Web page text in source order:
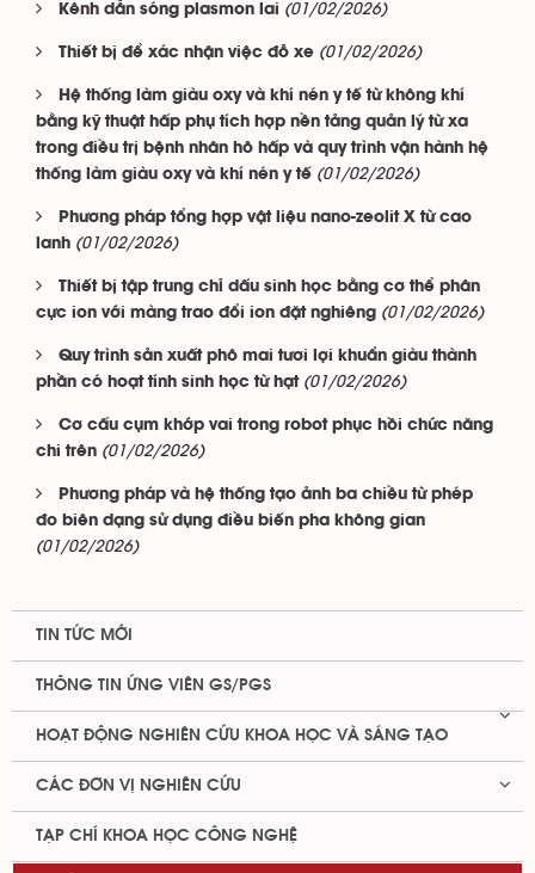
Kênh dẫn sóng plasmon lai (01/02/2026)
Thiết bị để xác nhận việc đỗ xe (01/02/2026)
Hệ thống làm giàu oxy và khí nén y tế từ không khí
bằng kỹ thuật hấp phụ tích hợp nền tảng quản lý từ xa
trong điều trị bệnh nhân hô hấp và quy trình vận hành hệ
thống làm giàu oxy và khí nén y tế (01/02/2026)
Phương pháp tổng hợp vật liệu nano-zeolit X từ cao
lanh (01/02/2026)
Thiết bị tập trung chỉ dấu sinh học bằng cơ thể phân
cực ion với màng trao đổi ion đặt nghiêng (01/02/2026)
Quy trình sản xuất phô mai tươi lợi khuẩn giàu thành
phần có hoạt tính sinh học từ hạt (01/02/2026)
Cơ cấu cụm khớp vai trong robot phục hồi chức năng
chi trên (01/02/2026)
Phương pháp và hệ thống tạo ảnh ba chiều từ phép
đo biên dạng sử dụng điều biến pha không gian
(01/02/2026)
TIN TỨC MỚI
THÔNG TIN ỨNG VIÊN GS/PGS
HOẠT ĐỘNG NGHIÊN CỨU KHOA HỌC VÀ SÁNG TẠO
CÁC ĐƠN VỊ NGHIÊN CỨU
TẠP CHÍ KHOA HỌC CÔNG NGHỆ